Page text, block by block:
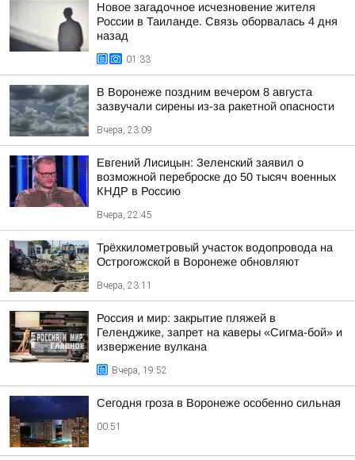
Новое загадочное исчезновение жителя
России в Таиланде. Связь оборвалась 4 дня
назад
01:33
В Воронеже поздним вечером 8 августа
зазвучали сирены из-за ракетной опасности
Вчера, 23:09
Евгений Лисицын: Зеленский заявил о
возможной переброске до 50 тысяч военных
КНДР в Россию
Вчера, 22:45
Трёхкилометровый участок водопровода на
Острогожской в Воронеже обновляют
Вчера, 23:11
Россия и мир: закрытие пляжей в
Геленджике, запрет на каверы «Сигма-бой» и
извержение вулкана
Вчера, 19:52
Сегодня гроза в Воронеже особенно сильная
00:51